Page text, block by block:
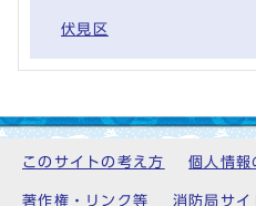
伏見区
このサイトの考え方 個人情報
著作権・リンク等 消防局サイ